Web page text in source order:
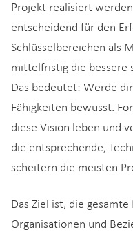
Projekt realisiert
entscheidend für den
Schlüsselbereichen als
mittelfristig die bessere
Das bedeutet: Werde
Fähigkeiten bewusst.
diese Vision leben und
die entsprechende,
scheitern die meisten
Das Ziel ist, die
Organisationen und